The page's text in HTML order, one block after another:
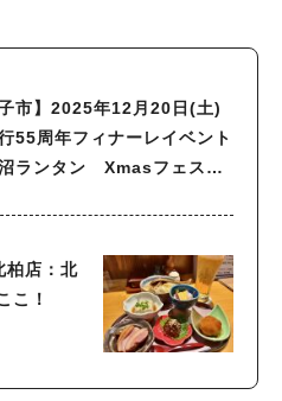
子市】2025年12月20日(土)
55周年フィナーレイベント
沼ランタン Xmasフェステ
柏店：北
こ！